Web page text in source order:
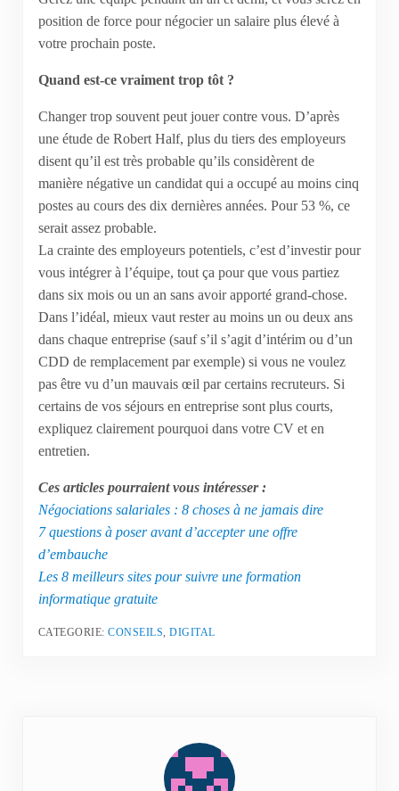
position de force pour négocier un salaire plus élevé à
votre prochain poste.
Quand est-ce vraiment trop tôt ?
Changer trop souvent peut jouer contre vous. D’après
une étude de Robert Half, plus du tiers des employeurs
disent qu’il est très probable qu’ils considèrent de
manière négative un candidat qui a occupé au moins cinq
postes au cours des dix dernières années. Pour 53 %, ce
serait assez probable.
La crainte des employeurs potentiels, c’est d’investir pour
vous intégrer à l’équipe, tout ça pour que vous partiez
dans six mois ou un an sans avoir apporté grand-chose.
Dans l’idéal, mieux vaut rester au moins un ou deux ans
dans chaque entreprise (sauf s’il s’agit d’intérim ou d’un
CDD de remplacement par exemple) si vous ne voulez
pas être vu d’un mauvais œil par certains recruteurs. Si
certains de vos séjours en entreprise sont plus courts,
expliquez clairement pourquoi dans votre CV et en
entretien.
Ces articles pourraient vous intéresser :
Négociations salariales : 8 choses à ne jamais dire
7 questions à poser avant d’accepter une offre
d’embauche
Les 8 meilleurs sites pour suivre une formation
informatique gratuite
CATEGORIE:CONSEILS,DIGITAL